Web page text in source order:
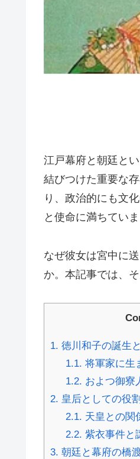
江戸幕府と朝廷と
結びつけた重要な
り、政治的にも文
と使命に満ちていま
なぜ彼女は宮中に
か。本記事では、
1. 徳川和子の誕生
1.1. 将軍家に生
1.2. およつ御寮
2. 皇后としての役
2.1. 天皇との関
2.2. 紫衣事件と
3. 朝廷と幕府の橋